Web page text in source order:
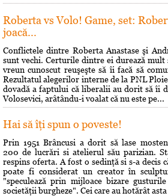
Roberta vs Volo! Game, set:
joacă...
Conflictele dintre Roberta Anastase şi
sunt vechi. Certurile dintre ei durează mult
vreun cunoscut reuşeşte să îi facă să
Rezultatul alegerilor interne de la PNL
dovadă a faptului că liberalii au dorit să îi
Volosevici, arâtându-i voalat că nu este pe...
Hai să îţi spun o poveste!
Prin 1951 Brâncusi a dorit să lase
200 de lucrări si atelierul său parizian.
respins oferta. A fost o sedinţă si s-a decis
poate fi considerat un creator în
"speculează prin mijloace bizare
societăţii burgheze". Cei care au hotărât